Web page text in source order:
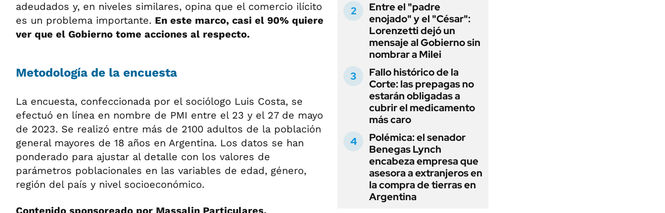
adeudados y, en niveles similares, opina que el comercio ilícito
es un problema importante. En este marco, casi el 90% quiere
ver que el Gobierno tome acciones al respecto.
Metodología de la encuesta
La encuesta, confeccionada por el sociólogo Luis Costa, se
efectuó en línea en nombre de PMI entre el 23 y el 27 de mayo
de 2023. Se realizó entre más de 2100 adultos de la población
general mayores de 18 años en Argentina. Los datos se han
ponderado para ajustar al detalle con los valores de
parámetros poblacionales en las variables de edad, género,
región del país y nivel socioeconómico.
Contenido sponsoreado por Massalin Particulares.
Entre el "padre
enojado" y el "César":
Lorenzetti dejó un
mensaje al Gobierno sin
nombrar a Milei
Fallo histórico de la
Corte: las prepagas no
estarán obligadas a
cubrir el medicamento
más caro
Polémica: el senador
Benegas Lynch
encabeza empresa que
asesora a extranjeros en
la compra de tierras en
Argentina